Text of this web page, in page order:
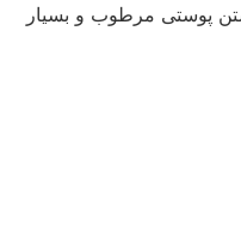
پوستی مرطوب و بسیار